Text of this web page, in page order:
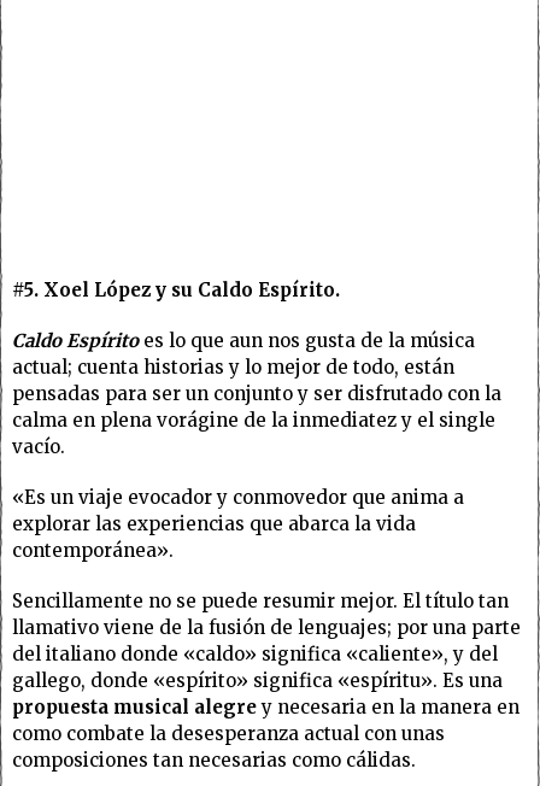
#5. Xoel López y su Caldo Espírito.
Caldo Espíritoes lo que aun nos gusta de la música
actual; cuenta historias y lo mejor de todo, están
pensadas para ser un conjunto y ser disfrutado con la
calma en plena vorágine de la inmediatez y el single
vacío.
«Es un viaje evocador y conmovedor que anima a
explorar las experiencias que abarca la vida
contemporánea».
Sencillamente no se puede resumir mejor. El título tan
llamativo viene de la fusión de lenguajes; por una parte
del italiano donde «caldo» significa «caliente», y del
gallego, donde «espírito» significa «espíritu». Es una
propuesta musical alegrey necesaria en la manera en
como combate la desesperanza actual con unas
composiciones tan necesarias como cálidas.